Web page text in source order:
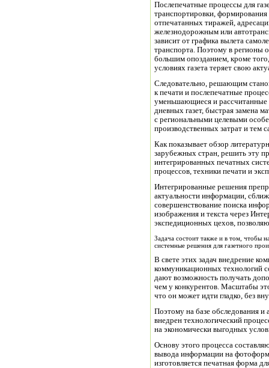
Послепечатные процессы для
транспортировки, формирования
отпечатанных тиражей,
железнодорожным или
зависит от графика вылета
транспорта. Поэтому в регионы
большим опозданием, кроме
условиях газета теряет свою
Следовательно, решающим
к печати и послепечатные
уменьшающиеся и рассчитанные
дневных газет, быстрая замена
с региональными целевыми
производственных затрат и тем
Как показывает обзор
зарубежных стран, решить эту
интегрированных печатных
процессов, техники печати и
Интегрированные решения
актуальности информации,
совершенствование поиска
изображения и текста через
экспедиционных цехов,
Задача состоит также и в том, чтобы
системные решения для газетного
В свете этих задач внедрение
коммуникационных технологий
дают возможность получать
чем у конкурентов. Масштабы
что он может идти гладко, без
Поэтому на базе обследования
внедрен технологический
на экономически выгодных
Основу этого процесса
вывода информации на
изготовляется печатная форма